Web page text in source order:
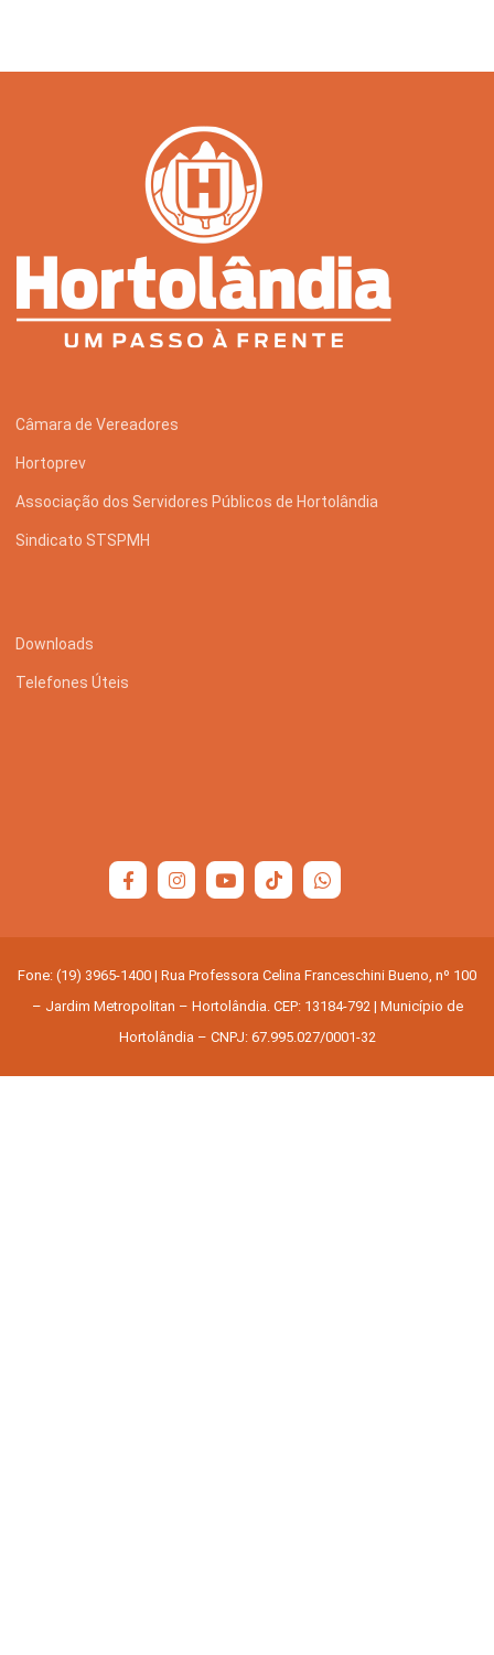
Câmara de Vereadores
Hortoprev
Associação dos Servidores Públicos de Hortolândia
Sindicato STSPMH
Downloads
Telefones Úteis
Fone: (19) 3965-1400 | Rua Professora Celina Franceschini Bueno, nº 100
– Jardim Metropolitan – Hortolândia. CEP: 13184-792 | Município de
Hortolândia – CNPJ: 67.995.027/0001-32